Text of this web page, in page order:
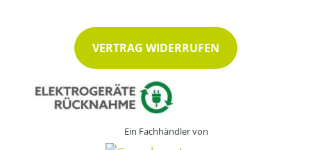
VERTRAG WIDERRUFEN
Ein Fachhändler von